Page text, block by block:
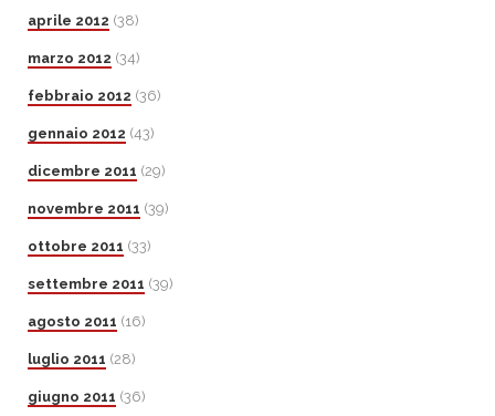
aprile 2012 (38)
marzo 2012 (34)
febbraio 2012 (36)
gennaio 2012 (43)
dicembre 2011 (29)
novembre 2011 (39)
ottobre 2011 (33)
settembre 2011 (39)
agosto 2011 (16)
luglio 2011 (28)
giugno 2011 (36)